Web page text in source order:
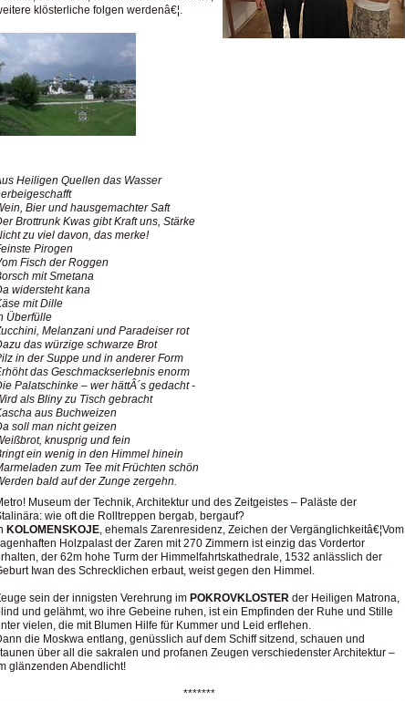
klösterliche folgen werdenâ€¦.
Heiligen Quellen das Wasser
Bier und hausgemachter Saft
Brottrunk Kwas gibt Kraft uns, Stärke
zu viel davon, das merke!
Pirogen
Fisch der Roggen
mit Smetana
widersteht kana
mit Dille
Überfülle
Melanzani und Paradeiser rot
das würzige schwarze Brot
in der Suppe und in anderer Form
das Geschmackserlebnis enorm
Palatschinke – wer hättÂ´s gedacht -
als Bliny zu Tisch gebracht
aus Buchweizen
soll man nicht geizen
knusprig und fein
ein wenig in den Himmel hinein
zum Tee mit Früchten schön
bald auf der Zunge zergehn.
Museum der Technik, Architektur und des Zeitgeistes – Paläste der
wie oft die Rolltreppen bergab, bergauf?
KOLOMENSKOJE, ehemals Zarenresidenz, Zeichen der Vergänglichkeitâ€¦Vom
Holzpalast der Zaren mit 270 Zimmern ist einzig das Vordertor
der 62m hohe Turm der Himmelfahrtskathedrale, 1532 anlässlich der
Iwan des Schrecklichen erbaut, weist gegen den Himmel.
sein der innigsten Verehrung im POKROVKLOSTER der Heiligen Matrona,
und gelähmt, wo ihre Gebeine ruhen, ist ein Empfinden der Ruhe und Stille
vielen, die mit Blumen Hilfe für Kummer und Leid erflehen.
die Moskwa entlang, genüsslich auf dem Schiff sitzend, schauen und
über all die sakralen und profanen Zeugen verschiedenster Architektur –
glänzenden Abendlicht!
*******